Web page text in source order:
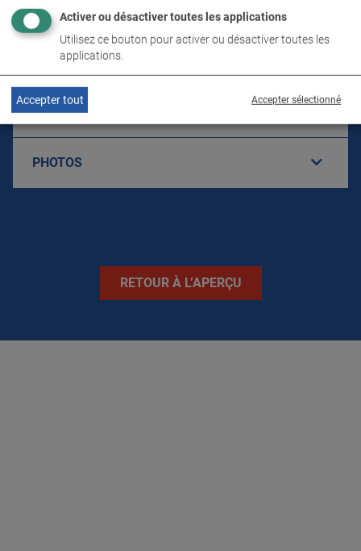
LIVRAISON
TÉLÉCHARGEMENTS
CARACTÉRISTIQUES TECHNIQUES
PHOTOS
RETOUR À L’APERÇU
Activer ou désactiver toutes les applications
Utilisez ce bouton pour activer ou désactiver toutes les
applications.
Accepter sélectionné
Accepter tout